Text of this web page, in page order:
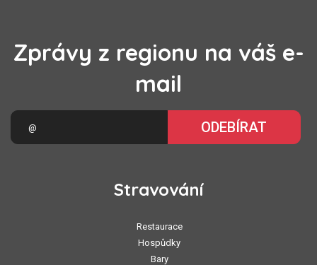
Zprávy z regionu na váš e-
mail
ODEBÍRAT
Stravování
Restaurace
Hospůdky
Bary